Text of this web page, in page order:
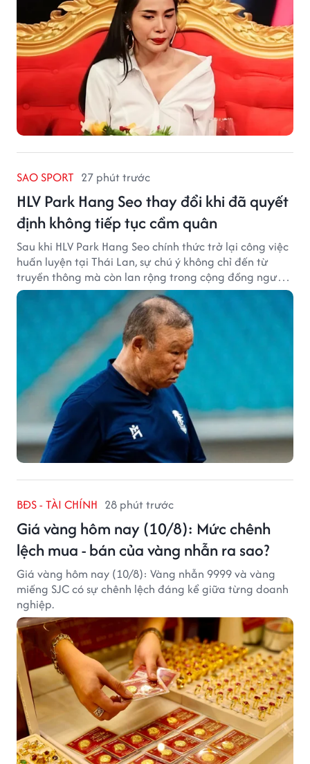
SAO SPORT 27 phút trước
HLV Park Hang Seo thay đổi khi đã quyết
định không tiếp tục cầm quân
Sau khi HLV Park Hang Seo chính thức trở lại công việc
huấn luyện tại Thái Lan, sự chú ý không chỉ đến từ
truyền thông mà còn lan rộng trong cộng đồng người
hâm mộ bóng đá nước này.
BĐS - TÀI CHÍNH 28 phút trước
Giá vàng hôm nay (10/8): Mức chênh
lệch mua - bán của vàng nhẫn ra sao?
Giá vàng hôm nay (10/8): Vàng nhẫn 9999 và vàng
miếng SJC có sự chênh lệch đáng kể giữa từng doanh
nghiệp.